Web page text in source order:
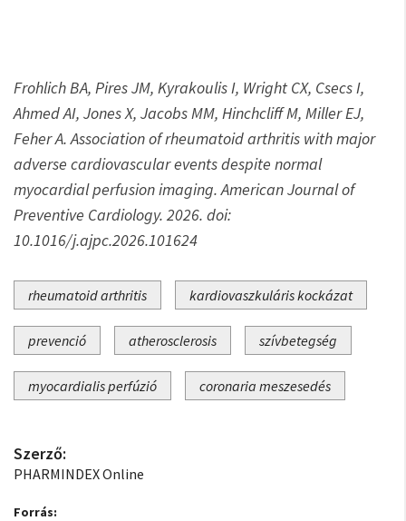
Frohlich BA, Pires JM, Kyrakoulis I, Wright CX, Csecs I,
Ahmed AI, Jones X, Jacobs MM, Hinchcliff M, Miller EJ,
Feher A. Association of rheumatoid arthritis with major
adverse cardiovascular events despite normal
myocardial perfusion imaging. American Journal of
Preventive Cardiology. 2026. doi:
10.1016/j.ajpc.2026.101624
rheumatoid arthritis kardiovaszkuláris kockázat
prevenció atherosclerosis szívbetegség
myocardialis perfúzió coronaria meszesedés
Szerző:
PHARMINDEX Online
Forrás: